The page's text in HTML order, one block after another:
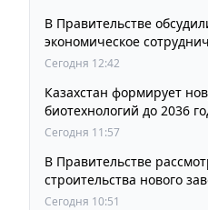
В Правительстве
экономическое
Сегодня 12:42
Казахстан формирует
биотехнологий до 2036
Сегодня 11:57
В Правительстве
строительства нового
области
Сегодня 10:51